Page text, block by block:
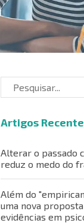
Artigos
Alterar o passado
reduz o medo do
Além do
uma nova
evidências em